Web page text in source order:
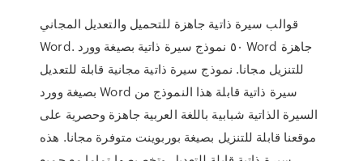
قوالب سيرة ذاتية جاهزة للتحميل والتعديل المجاني
Word. ٥٠ نموذج سيرة ذاتية بصيغة وورد Word جاهزة
للتنزيل مجانا. نموذج سيرة ذاتية مجانية قابلة للتعديل
بصيغة وورد Word سيرة ذاتية قابلة هذا النموذج من
السيرة الذاتية شبابية باللغة العربية جاهزة وحصرية على
موقعنا قابلة للتنزيل بصيغة بوربوينت متوفرة مجانا. هذه